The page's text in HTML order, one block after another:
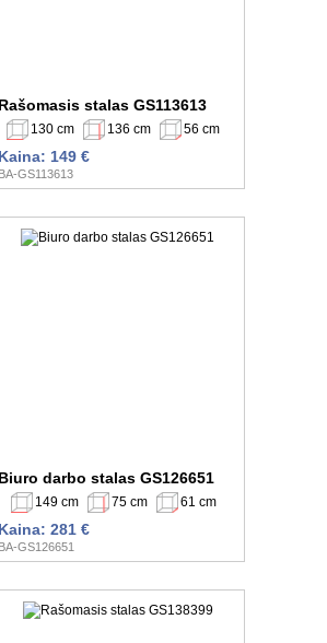
Rašomasis stalas GS113613
130 cm 136 cm 56 cm
Kaina: 149 €
BA-GS113613
Biuro darbo stalas GS126651
149 cm 75 cm 61 cm
Kaina: 281 €
BA-GS126651